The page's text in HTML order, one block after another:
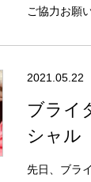
ご協力お願
2021.05.22
ブライ
シャル
先日、ブラ